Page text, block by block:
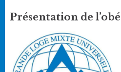
Présentation de